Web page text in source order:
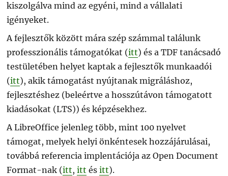
kiszolgálva mind az egyéni, mind a vállalati
igényeket.
A fejlesztők között mára szép számmal találunk
professzionális támogatókat (itt) és a TDF tanácsadó
testületében helyet kaptak a fejlesztők munkaadói
(itt), akik támogatást nyújtanak migráláshoz,
fejlesztéshez (beleértve a hosszútávon támogatott
kiadásokat (LTS)) és képzésekhez.
A LibreOffice jelenleg több, mint 100 nyelvet
támogat, melyek helyi önkéntesek hozzájárulásai,
továbbá referencia implentációja az Open Document
Format-nak (itt,itt ésitt).